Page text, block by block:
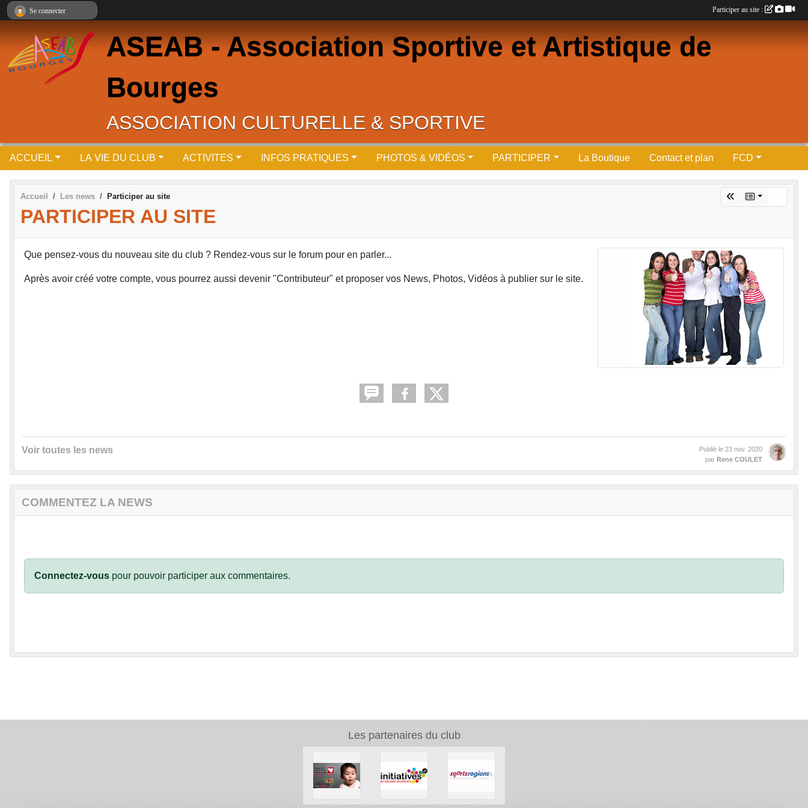
ASEAB - Association Sportive et Artistique de
Bourges
ASSOCIATION CULTURELLE & SPORTIVE
ACCUEIL LA VIE DU CLUB ACTIVITES INFOS PRATIQUES PHOTOS & VIDÉOS PARTICIPER La Boutique Contact et plan FCD
Accueil Les news Participer au site
PARTICIPER AU SITE
Que pensez-vous du nouveau site du club ? Rendez-vous sur le forum pour en parler...
Après avoir créé votre compte, vous pourrez aussi devenir "Contributeur" et proposer vos News, Photos, Vidéos à publier sur le site.
Voir toutes les news Publié le 23 nov. 2020
par Rene COULET
COMMENTEZ LA NEWS
Connectez-vous pour pouvoir participer aux commentaires.
Les partenaires du club
Se connecter Participer au site :
Panneau de gestion des cookies